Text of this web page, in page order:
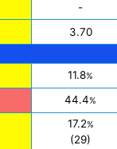
-
3.70
11.8%
44.4%
17.2%
(29)